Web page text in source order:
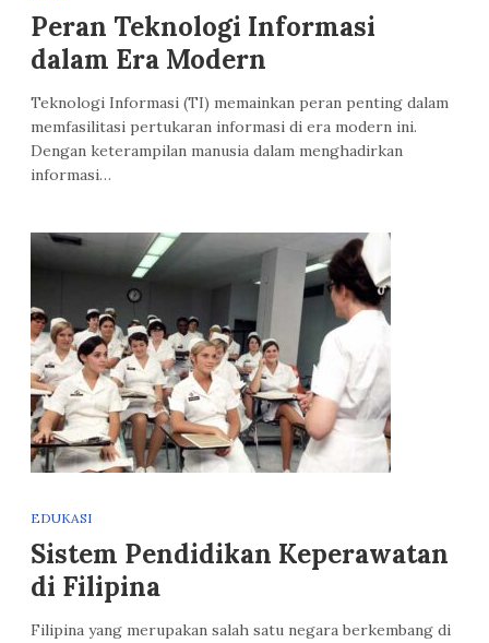
Peran Teknologi Informasi
dalam Era Modern
Teknologi Informasi (TI) memainkan peran penting dalam
memfasilitasi pertukaran informasi di era modern ini.
Dengan keterampilan manusia dalam menghadirkan
informasi…
EDUKASI
Sistem Pendidikan Keperawatan
di Filipina
Filipina yang merupakan salah satu negara berkembang di